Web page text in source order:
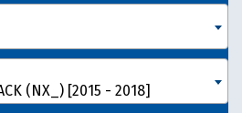
(NX_) [2015 - 2018]